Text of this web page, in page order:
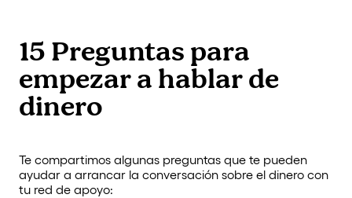
15 Preguntas para
empezar a hablar de
dinero
Te compartimos algunas preguntas que te pueden
ayudar a arrancar la conversación sobre el dinero con
tu red de apoyo: